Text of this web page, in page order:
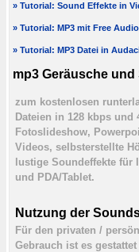
» Tutorial: Sound Effekte in
» Tutorial: MP3 mit Free
» Tutorial: MP3 Datei in
mp3 Geräusche
zum kostenlosen
Dateien in 128 kbps und
Fotoslideshow,
Videos, selbsterstellte
lustige Soundeffekte für
und PDA/Tablet.
Nutzung der
Für den privaten /
Gebrauch ist es